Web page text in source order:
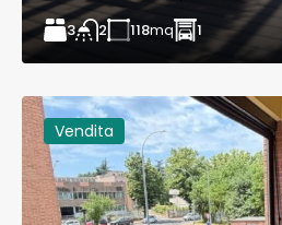
3 2 118mq 1
Vendita